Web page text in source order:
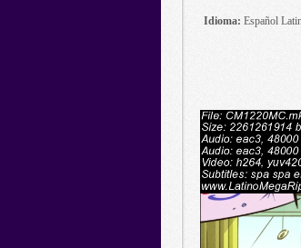
Idioma: Español